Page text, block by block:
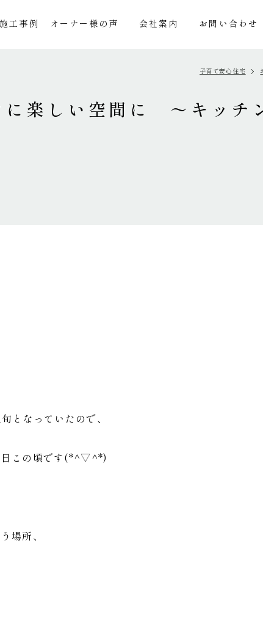
施工事例 オーナー様の声 会社案内 お問い合わせ
子育て安心住宅
に楽しい空間に ～キッチ
となっていたので、
日この頃です(*^▽^*)
場所、